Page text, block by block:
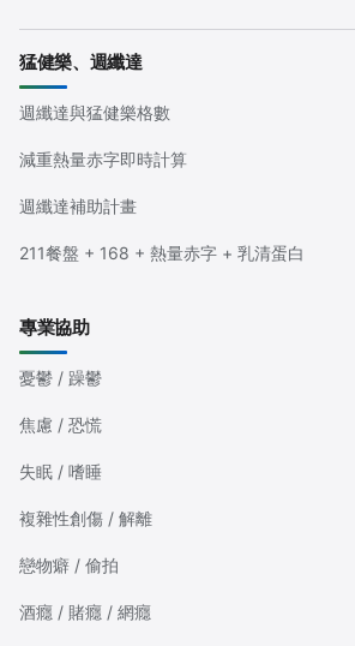
猛健樂、週纖達
週纖達與猛健樂格數
減重熱量赤字即時計算
週纖達補助計畫
211餐盤 + 168 + 熱量赤字 + 乳清蛋白
專業協助
憂鬱 / 躁鬱
焦慮 / 恐慌
失眠 / 嗜睡
複雜性創傷 / 解離
戀物癖 / 偷拍
酒癮 / 賭癮 / 網癮